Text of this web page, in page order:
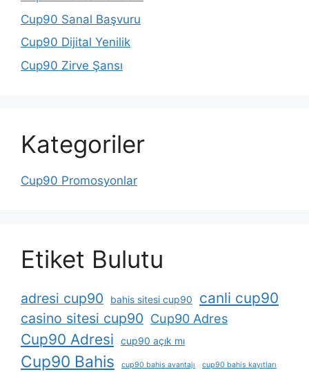
Cup90 Sanal Başvuru
Cup90 Dijital Yenilik
Cup90 Zirve Şansı
Kategoriler
Cup90 Promosyonlar
Etiket Bulutu
adresi cup90 bahis sitesi cup90 canli cup90
casino sitesi cup90 Cup90 Adres
Cup90 Adresi cup90 açık mı
Cup90 Bahis cup90 bahis avantajı cup90 bahis kayıtları